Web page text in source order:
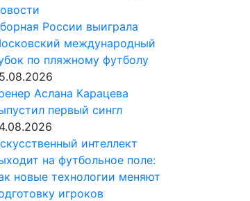
России выиграла
международный
по пляжному футболу
Аслана Карацева
первый сингл
интеллект
на футбольное поле:
новые технологии меняют
игроков